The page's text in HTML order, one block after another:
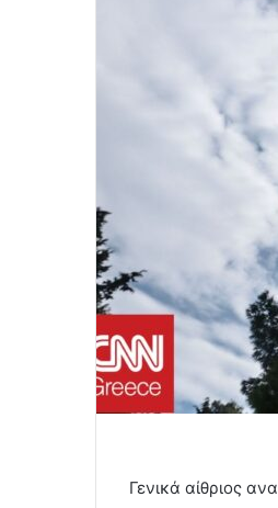
Γενικά αίθριος